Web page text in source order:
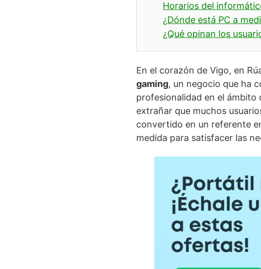
Horarios del
¿Dónde está PC a
¿Qué opinan los
En el corazón de Vigo, en
gaming, un negocio que ha
profesionalidad en el
extrañar que muchos
convertido en un referente
medida para satisfacer las